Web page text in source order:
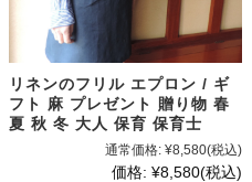
リネンのフリル エプロン / ギ
フト 麻 プレゼント 贈り物 春
夏 秋 冬 大人 保育 保育士
通常価格: ¥8,580(税込)
価格: ¥8,580(税込)